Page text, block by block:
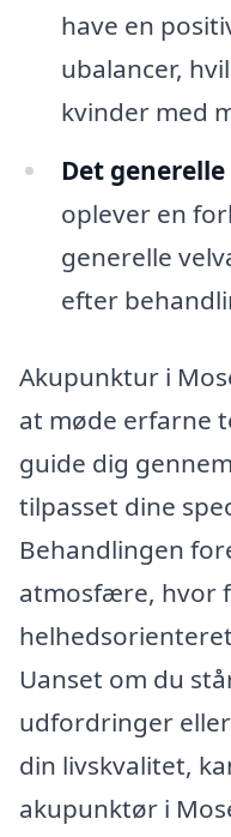
have en
ubalancer,
kvinder med
Det
oplever en
generelle
efter
Akupunktur i
at møde erfarne
guide dig
tilpasset dine
Behandlingen
atmosfære, hvor
Uanset om du
udfordringer
din livskvalitet,
akupunktør i